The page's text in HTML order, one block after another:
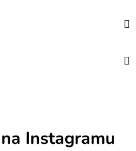
Instagramu